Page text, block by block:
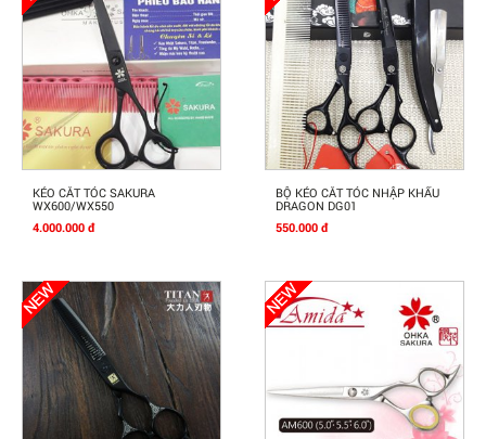
Mua Ngay
KÉO CẮT TÓC SAKURA
WX600/WX550
4.000.000 đ
Mua Ngay
BỘ KÉO CẮT TÓC NHẬP KHẨU
DRAGON DG01
550.000 đ